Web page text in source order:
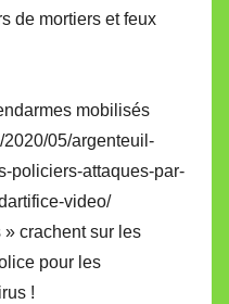
de mortiers et feux
mobilisés
05/argenteuil-
policiers-attaques-par-
video/
crachent sur les
pour les
!